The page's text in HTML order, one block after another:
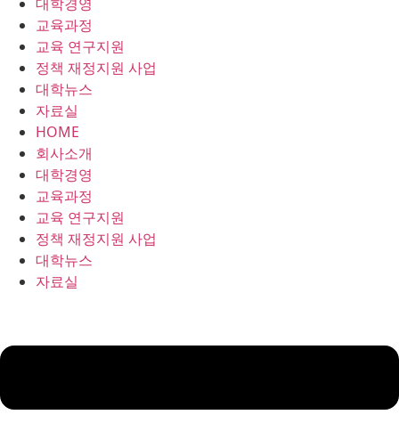
교육과정
교육 연구지원
정책 재정지원 사업
대학뉴스
자료실
HOME
회사소개
대학경영
교육과정
교육 연구지원
정책 재정지원 사업
대학뉴스
자료실